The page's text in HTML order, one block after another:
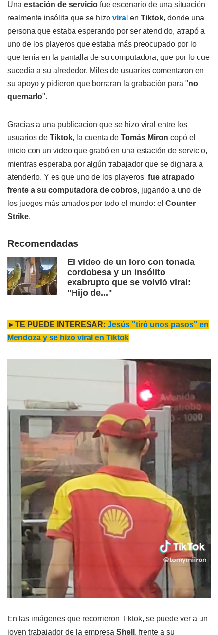
Una estación de servicio fue escenario de una situación
realmente insólita que se hizo viral en Tiktok, donde una
persona que estaba esperando por ser atendido, atrapó a
uno de los playeros que estaba más preocupado por lo
que tenía en la pantalla de su computadora, que por lo que
sucedía a su alrededor. Miles de usuarios comentaron en
su apoyo y pidieron que borraran la grabación para "no
quemarlo".
Gracias a una publicación que se hizo viral entre los
usuarios de Tiktok, la cuenta de Tomás Miron copó el
inicio con un video que grabó en una estación de servicio,
mientras esperaba por algún trabajador que se dignara a
atenderlo. Y es que uno de los playeros, fue atrapado
frente a su computadora de cobros, jugando a uno de
los juegos más amados por todo el mundo: el Counter
Strike.
Recomendadas
El video de un loro con tonada
cordobesa y un insólito
exabrupto que se volvió viral:
"Hijo de..."
►TE PUEDE INTERESAR: Jesús "tiró unos pasos" en
Mendoza y se hizo viral en Tiktok
En las imágenes que recorrieron Tiktok, se puede ver a un
joven trabajador de la empresa Shell , frente a su